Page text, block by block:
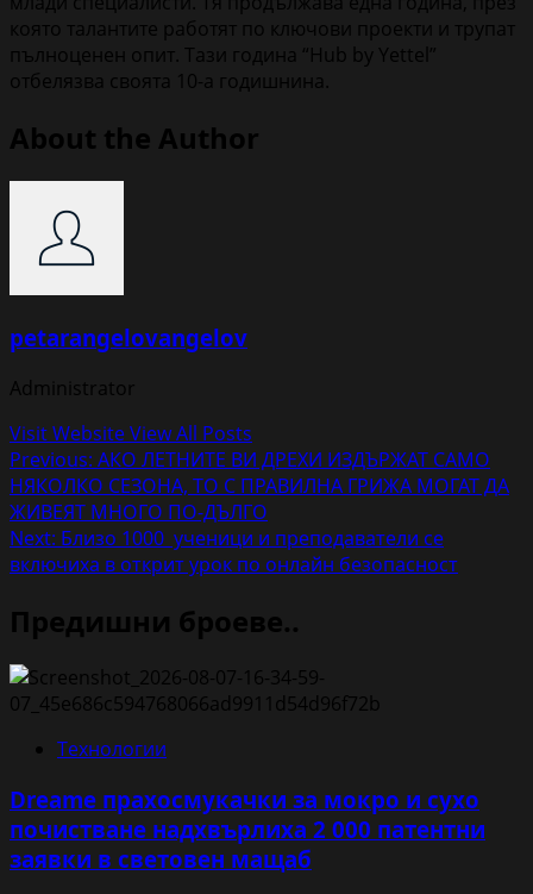
която талантите работят по ключови проекти и трупат
пълноценен опит. Тази година “Hub by Yettel”
отбелязва своята 10-а годишнина.
About the Author
petarangelovangelov
Administrator
Visit WebsiteView All Posts
Post
navigation
Previous: АКО ЛЕТНИТЕ ВИ ДРЕХИ ИЗДЪРЖАТ САМО
НЯКОЛКО СЕЗОНА, ТО С ПРАВИЛНА ГРИЖА МОГАТ ДА
ЖИВЕЯТ МНОГО ПО-ДЪЛГО
Next: Близо 1000 ученици и преподаватели се
включиха в открит урок по онлайн безопасност
Предишни броеве..
Технологии
Dreame прахосмукачки за мокро и сухо
почистване надхвърлиха 2 000 патентни
заявки в световен мащаб